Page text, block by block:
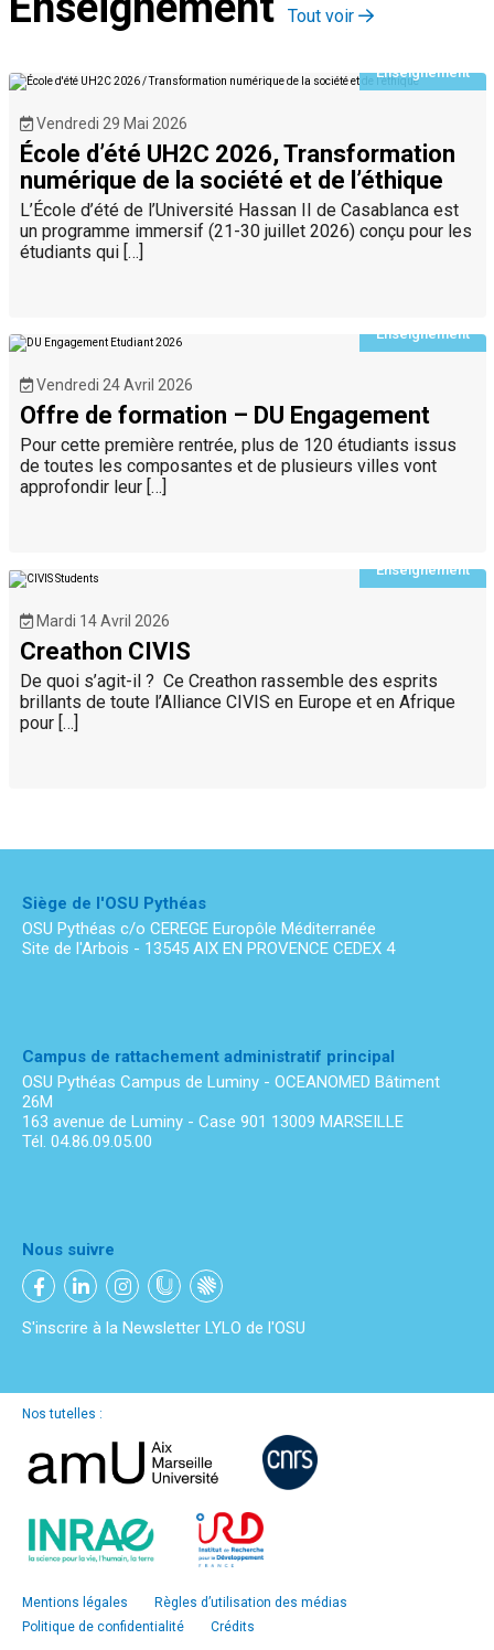
Tout voir
Enseignement
Vendredi 29 Mai 2026
École d’été UH2C 2026, Transformation
numérique de la société et de l’éthique
L’École d’été de l’Université Hassan II de Casablanca est
un programme immersif (21-30 juillet 2026) conçu pour les
étudiants qui […]
Enseignement
Vendredi 24 Avril 2026
Offre de formation – DU Engagement
Pour cette première rentrée, plus de 120 étudiants issus
de toutes les composantes et de plusieurs villes vont
approfondir leur […]
Enseignement
Mardi 14 Avril 2026
Creathon CIVIS
De quoi s’agit-il ? Ce Creathon rassemble des esprits
brillants de toute l’Alliance CIVIS en Europe et en Afrique
pour […]
Siège de l'OSU Pythéas
OSU Pythéas c/o CEREGE Europôle Méditerranée
Site de l'Arbois - 13545 AIX EN PROVENCE CEDEX 4
Campus de rattachement administratif principal
OSU Pythéas Campus de Luminy - OCEANOMED Bâtiment
26M
163 avenue de Luminy - Case 901 13009 MARSEILLE
Tél. 04.86.09.05.00
Nous suivre
S'inscrire à la Newsletter LYLO de l'OSU
Nos tutelles :
Mentions légales
Règles d’utilisation des médias
Politique de confidentialité
Crédits